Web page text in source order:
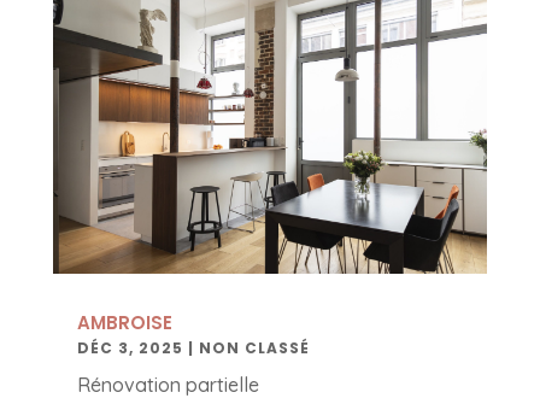
AMBROISE
DÉC 3, 2025 | NON CLASSÉ
Rénovation partielle